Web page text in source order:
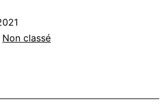
Non classé